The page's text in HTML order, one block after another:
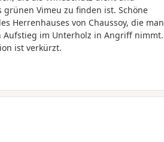
Vimeu zu finden ist. Schöne
Herrenhauses von Chaussoy, die man
im Unterholz in Angriff nimmt.
ist verkürzt.